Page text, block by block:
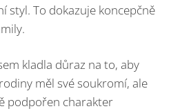
styl. To dokazuje koncepčně
kladla důraz na to, aby
měl své soukromí, ale
podpořen charakter